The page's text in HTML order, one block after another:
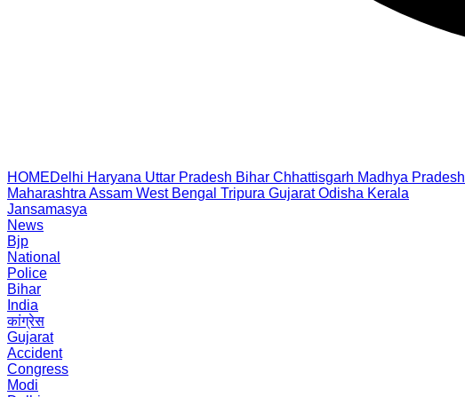
HOMEDelhi Haryana Uttar Pradesh Bihar Chhattisgarh Madhya Pradesh
Maharashtra Assam West Bengal Tripura Gujarat Odisha Kerala
Jansamasya
News
Bjp
National
Police
Bihar
India
कांग्रेस
Gujarat
Accident
Congress
Modi